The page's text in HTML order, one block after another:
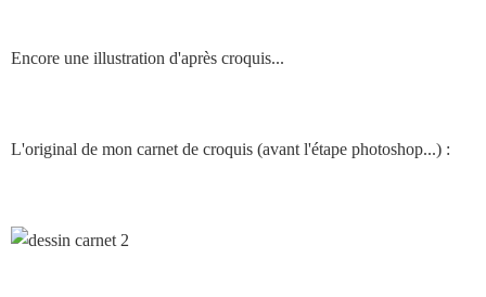
Encore une illustration d'après croquis...
L'original de mon carnet de croquis (avant l'étape photoshop...) :